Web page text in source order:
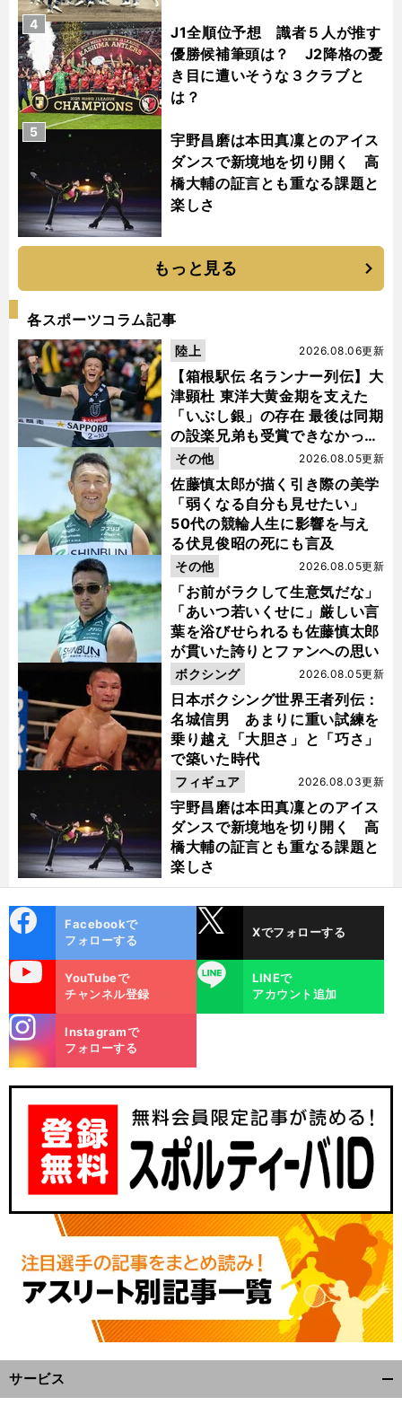
J1全順位予想 識者５人が推す
優勝候補筆頭は？ J2降格の憂
き目に遭いそうな３クラブと
は？
4
宇野昌磨は本田真凜とのアイス
ダンスで新境地を切り開く 高
橋大輔の証言とも重なる課題と
楽しさ
5
もっと見る
各スポーツコラム記事
【箱根駅伝 名ランナー列伝】大
津顕杜 東洋大黄金期を支えた
「いぶし銀」の存在 最後は同期
の設楽兄弟も受賞できなかった
金栗杯に輝く
2026.08.06更新
陸上
佐藤慎太郎が描く引き際の美学
「弱くなる自分も見せたい」
50代の競輪人生に影響を与え
る伏見俊昭の死にも言及
2026.08.05更新
その他
「お前がラクして生意気だな」
「あいつ若いくせに」厳しい言
葉を浴びせられるも佐藤慎太郎
が貫いた誇りとファンへの思い
2026.08.05更新
その他
日本ボクシング世界王者列伝：
名城信男 あまりに重い試練を
乗り越え「大胆さ」と「巧さ」
で築いた時代
2026.08.05更新
ボクシング
宇野昌磨は本田真凜とのアイス
ダンスで新境地を切り開く 高
橋大輔の証言とも重なる課題と
楽しさ
2026.08.03更新
フィギュア
ok
Facebookで
フォローする
Xでフォローする
YouTubeで
チャンネル登録
LINE
LINEで
アカウント追加
m
Instagramで
フォローする
サービス